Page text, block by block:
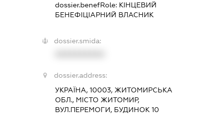
dossier.benefRole: КІНЦЕВИЙ
БЕНЕФІЦІАРНИЙ ВЛАСНИК
dossier.smida:
dossier.address:
УКРАЇНА, 10003, ЖИТОМИРСЬКА
ОБЛ., МІСТО ЖИТОМИР,
ВУЛ.ПЕРЕМОГИ, БУДИНОК 10